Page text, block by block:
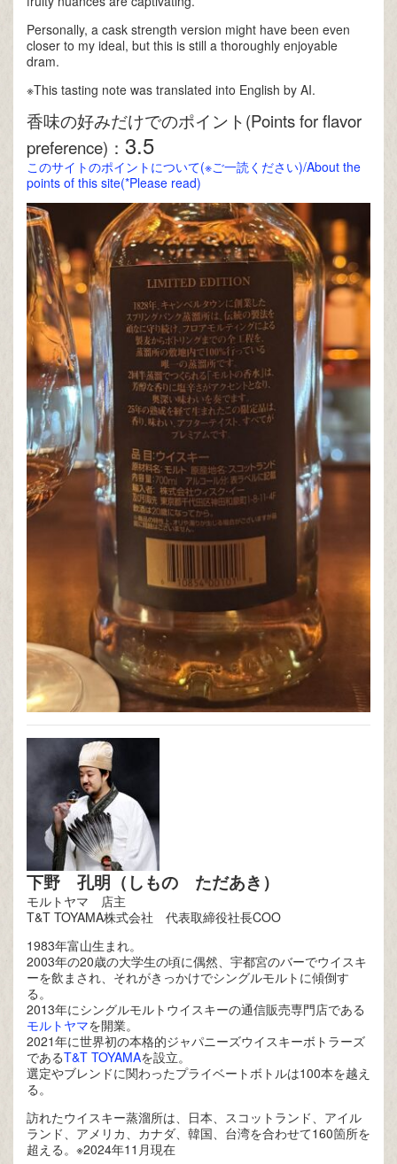
Personally, a cask strength version might have been even
closer to my ideal, but this is still a thoroughly enjoyable
dram.
※This tasting note was translated into English by AI.
香味の好みだけでのポイント(Points for flavor
preference)： 3.5
このサイトのポイントについて(※ご一読ください)/About the
points of this site(*Please read)
下野 孔明（しもの ただあき）
モルトヤマ 店主
T&T TOYAMA株式会社 代表取締役社長COO
1983年富山生まれ。
2003年の20歳の大学生の頃に偶然、宇都宮のバーでウイスキ
ーを飲まされ、それがきっかけでシングルモルトに傾倒す
る。
2013年にシングルモルトウイスキーの通信販売専門店である
モルトヤマを開業。
2021年に世界初の本格的ジャパニーズウイスキーボトラーズ
であるT&T TOYAMAを設立。
選定やブレンドに関わったプライベートボトルは100本を越え
る。
訪れたウイスキー蒸溜所は、日本、スコットランド、アイル
ランド、アメリカ、カナダ、韓国、台湾を合わせて160箇所を
超える。※2024年11月現在